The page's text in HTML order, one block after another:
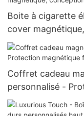
Boite à cigarette
cover
haut de gamme
Coffret cadeau
personnalisé -
élégante et